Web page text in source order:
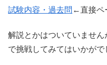
試験内容・過去問 ←直接ペ
解説とかはついていませ
で挑戦してみてはいかがで